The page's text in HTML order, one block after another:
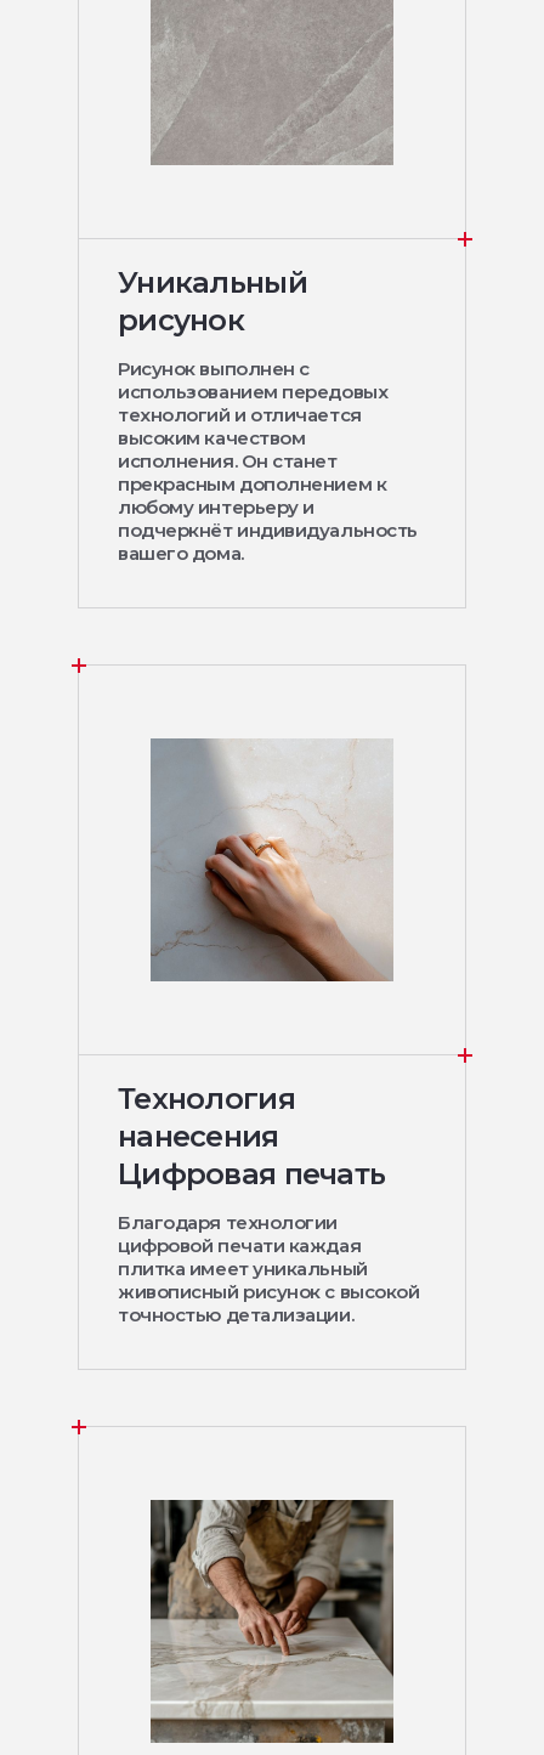
Уникальный
рисунок
Рисунок выполнен с
использованием передовых
технологий и отличается
высоким качеством
исполнения. Он станет
прекрасным дополнением к
любому интерьеру и
подчеркнёт индивидуальность
вашего дома.
Технология
нанесения
Цифровая печать
Благодаря технологии
цифровой печати каждая
плитка имеет уникальный
живописный рисунок с высокой
точностью детализации.